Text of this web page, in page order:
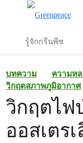
รู้จักกรีนพีซ
บทความ ความห
วิกฤตสภาพภูมิอากาศ
วิกฤตไฟ
ออสเตรเ